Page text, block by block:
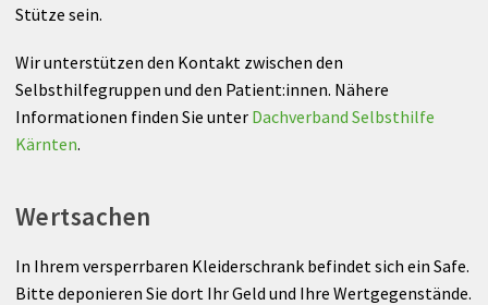
Stütze sein.
Wir unterstützen den Kontakt zwischen den
Selbsthilfegruppen und den Patient:innen. Nähere
Informationen finden Sie unter Dachverband Selbsthilfe
Kärnten.
Wertsachen
In Ihrem versperrbaren Kleiderschrank befindet sich ein Safe.
Bitte deponieren Sie dort Ihr Geld und Ihre Wertgegenstände.